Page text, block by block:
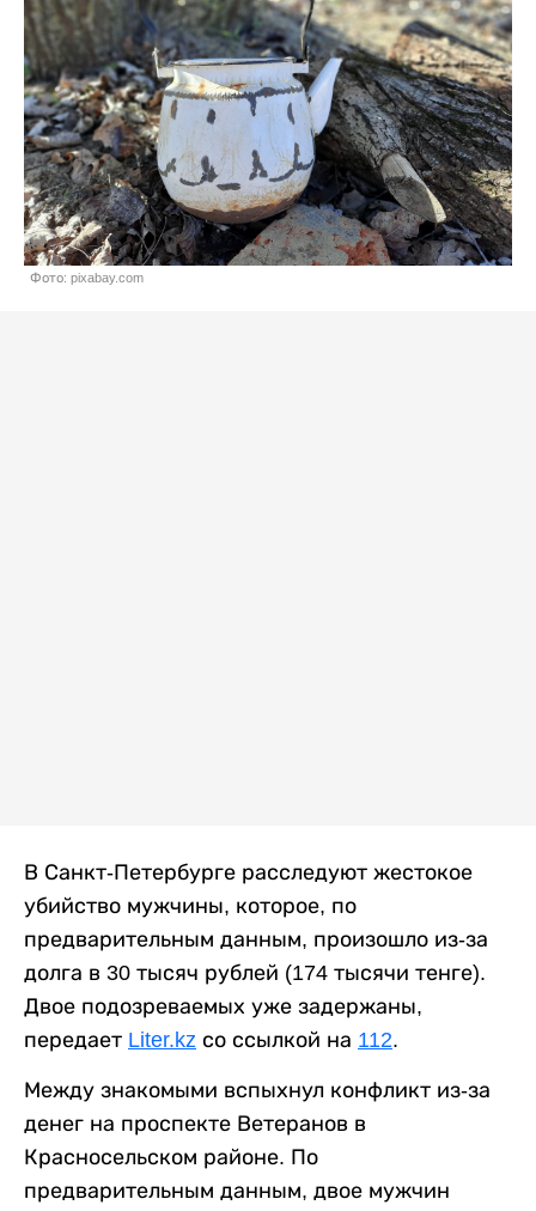
Фото: pixabay.com
В Санкт-Петербурге расследуют жестокое
убийство мужчины, которое, по
предварительным данным, произошло из-за
долга в 30 тысяч рублей (174 тысячи тенге).
Двое подозреваемых уже задержаны,
передает Liter.kz со ссылкой на 112.
Между знакомыми вспыхнул конфликт из-за
денег на проспекте Ветеранов в
Красносельском районе. По
предварительным данным, двое мужчин